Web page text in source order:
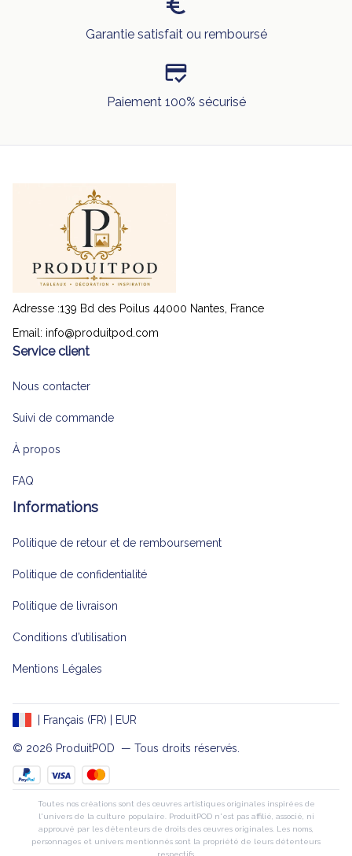
Garantie satisfait ou remboursé
Paiement 100% sécurisé
Adresse :139 Bd des Poilus 44000 Nantes, France
Email: info@produitpod.com
Service client
Nous contacter
Suivi de commande
À propos
FAQ
Informations
Politique de retour et de remboursement
Politique de confidentialité
Politique de livraison
Conditions d’utilisation
Mentions Légales
| Français (FR) | EUR
© 2026 ProduitPOD — Tous droits réservés.
Toutes nos créations sont des œuvres artistiques originales inspirées de
l'univers de la culture populaire. ProduitPOD n'est pas affilié, associé, ni
approuvé par les détenteurs de droits des œuvres originales. Les noms,
personnages et univers mentionnés sont la propriété de leurs détenteurs
respectifs.